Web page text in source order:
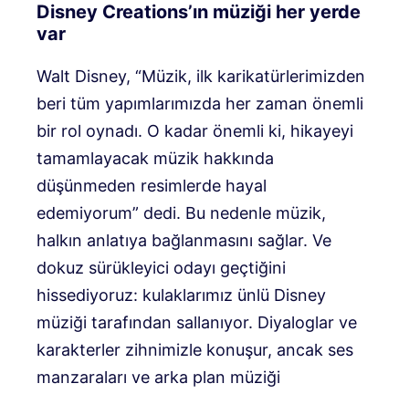
Disney Creations’ın müziği her yerde
var
Walt Disney, “Müzik, ilk karikatürlerimizden
beri tüm yapımlarımızda her zaman önemli
bir rol oynadı. O kadar önemli ki, hikayeyi
tamamlayacak müzik hakkında
düşünmeden resimlerde hayal
edemiyorum” dedi. Bu nedenle müzik,
halkın anlatıya bağlanmasını sağlar. Ve
dokuz sürükleyici odayı geçtiğini
hissediyoruz: kulaklarımız ünlü Disney
müziği tarafından sallanıyor. Diyaloglar ve
karakterler zihnimizle konuşur, ancak ses
manzaraları ve arka plan müziği